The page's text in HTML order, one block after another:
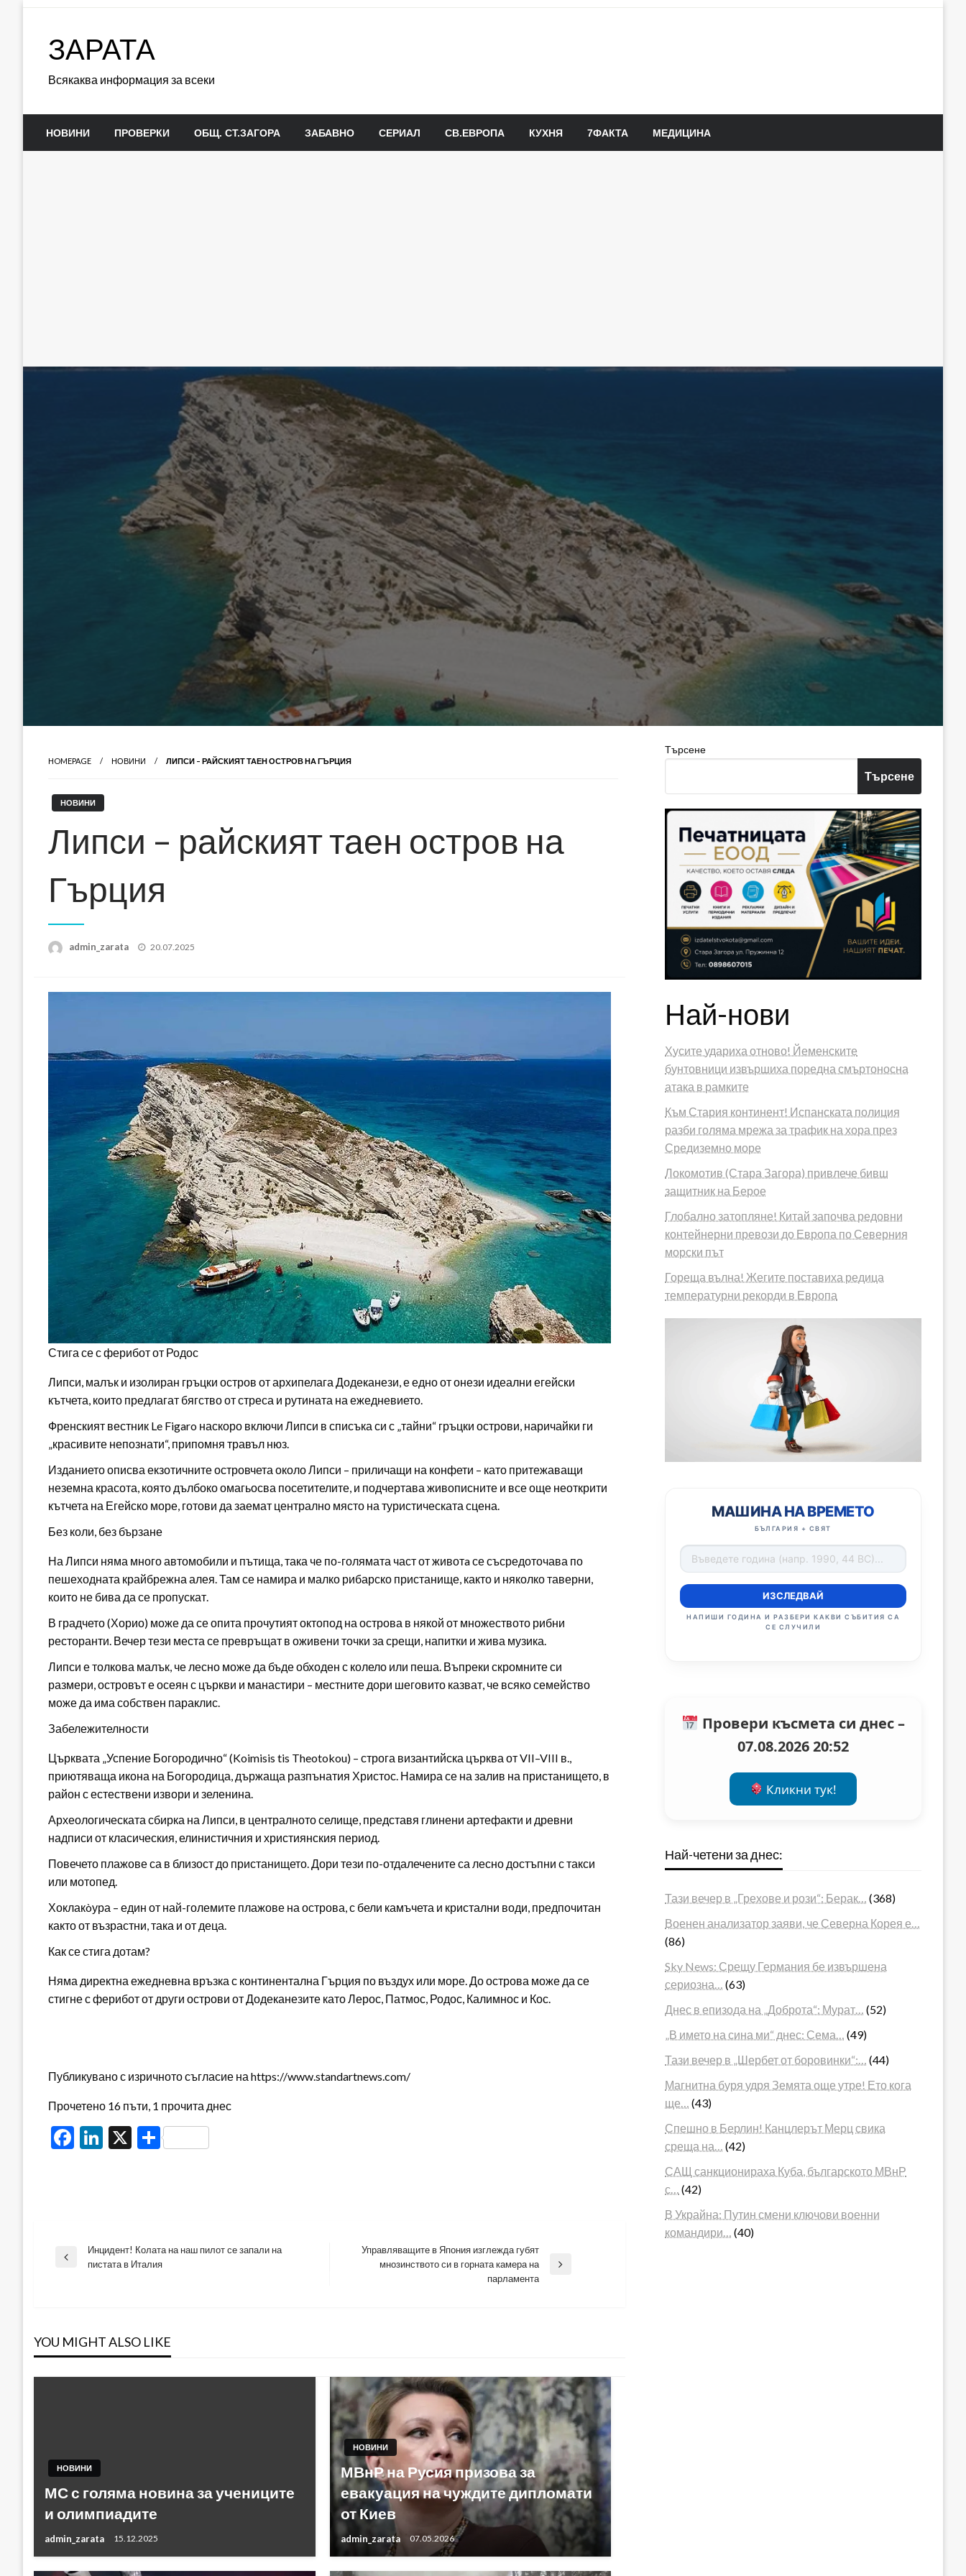
ЗАРАТА
Всякаква информация за всеки
НОВИНИ ПРОВЕРКИ ОБЩ. СТ.ЗАГОРА ЗАБАВНО СЕРИАЛ СВ.ЕВРОПА КУХНЯ 7ФАКТА МЕДИЦИНА
HOMEPAGE НОВИНИ ЛИПСИ – РАЙСКИЯТ ТАЕН ОСТРОВ НА ГЪРЦИЯ
НОВИНИ
Липси – райският таен остров на
Гърция
admin_zarata
Posted
20.07.2025
Стига се с ферибот от Родос
Липси, малък и изолиран гръцки остров от архипелага Додеканези, е едно от онези идеални егейски
кътчета, които предлагат бягство от стреса и рутината на ежедневието.
Френският вестник Le Figaro наскоро включи Липси в списъка си с „тайни“ гръцки острови, наричайки ги
„красивите непознати“, припомня травъл нюз.
Изданието описва екзотичните островчета около Липси – приличащи на конфети – като притежаващи
неземна красота, която дълбоко омагьосва посетителите, и подчертава живописните и все още неоткрити
кътчета на Егейско море, готови да заемат централно място на туристическата сцена.
Без коли, без бързане
На Липси няма много автомобили и пътища, така че по-голямата част от животa се съсредоточава по
пешеходната крайбрежна алея. Там се намира и малко рибарско пристанище, както и няколко таверни,
които не бива да се пропускат.
В градчето (Хорио) може да се опита прочутият октопод на острова в някой от множеството рибни
ресторанти. Вечер тези места се превръщат в оживени точки за срещи, напитки и жива музика.
Липси е толкова малък, че лесно може да бъде обходен с колело или пеша. Въпреки скромните си
размери, островът е осеян с църкви и манастири – местните дори шеговито казват, че всяко семейство
може да има собствен параклис.
Забележителности
Църквата „Успение Богородично“ (Koimisis tis Theotokou) – строга византийска църква от VII–VIII в.,
приютяваща икона на Богородица, държаща разпънатия Христос. Намира се на залив на пристанището, в
район с естествени извори и зеленина.
Археологическата сбирка на Липси, в централното селище, представя глинени артефакти и древни
надписи от класическия, елинистичния и християнския период.
Повечето плажове са в близост до пристанището. Дори тези по-отдалечените са лесно достъпни с такси
или мотопед.
Хоклакòура – един от най-големите плажове на острова, с бели камъчета и кристални води, предпочитан
както от възрастни, така и от деца.
Как се стига дотам?
Няма директна ежедневна връзка с континентална Гърция по въздух или море. До острова може да се
стигне с ферибот от други острови от Додеканезите като Лерос, Патмос, Родос, Калимнос и Кос.
Публикувано с изричното съгласие на https://www.standartnews.com/
Прочетено 16 пъти, 1 прочита днес
Facebook
LinkedIn
X Share
Навигация
Previous
Инцидент! Колата на наш пилот се запали на
пистата в Италия
Управляващите в Япония изглежда губят
мнозинството си в горната камера на
парламента
YOU MIGHT ALSO LIKE
НОВИНИ
МС с голяма новина за учениците
и олимпиадите
admin_zarata 15.12.2025
НОВИНИ
МВнР на Русия призова за
евакуация на чуждите дипломати
от Киев
admin_zarata 07.05.2026
Търсене
Търсене
Най-нови
Хусите удариха отново! Йеменските
бунтовници извършиха поредна смъртоносна
атака в рамките
Към Стария континент! Испанската полиция
разби голяма мрежа за трафик на хора през
Средиземно море
Локомотив (Стара Загора) привлече бивш
защитник на Берое
Глобално затопляне! Китай започва редовни
контейнерни превози до Европа по Северния
морски път
Гореща вълна! Жегите поставиха редица
температурни рекорди в Европа
МАШИНА НА ВРЕМЕТО
БЪЛГАРИЯ + СВЯТ
ИЗСЛЕДВАЙ
НАПИШИ ГОДИНА И РАЗБЕРИ КАКВИ СЪБИТИЯ СА
СЕ СЛУЧИЛИ
Провери късмета си днес –
07.08.2026 20:52
Кликни тук!
Най-четени за днес:
Тази вечер в „Грехове и рози“: Берак…
(368)
Военен анализатор заяви, че Северна Корея е…
(86)
Sky News: Срещу Германия бе извършена
сериозна…
(63)
Днес в епизода на „Доброта“: Мурат…
(52)
„В името на сина ми“ днес: Сема…
(49)
Тази вечер в „Шербет от боровинки“:…
(44)
Магнитна буря удря Земята още утре! Ето кога
ще…
(43)
Спешно в Берлин! Канцлерът Мерц свика
среща на…
(42)
САЩ санкционираха Куба, българското МВнР
с…
(42)
В Украйна: Путин смени ключови военни
командири…
(40)